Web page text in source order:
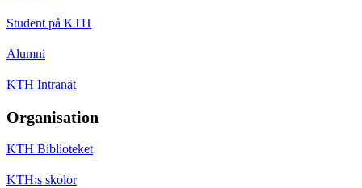
Student på KTH
Alumni
KTH Intranät
Organisation
KTH Biblioteket
KTH:s skolor